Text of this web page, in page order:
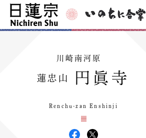
川崎南河原
蓮忠山 円眞寺
Renchu-zan Enshinji